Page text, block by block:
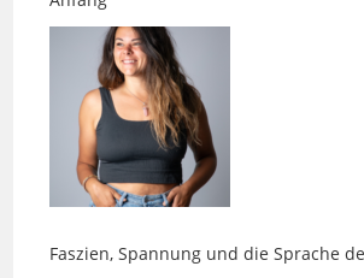
Faszien, Spannung und die Sprache